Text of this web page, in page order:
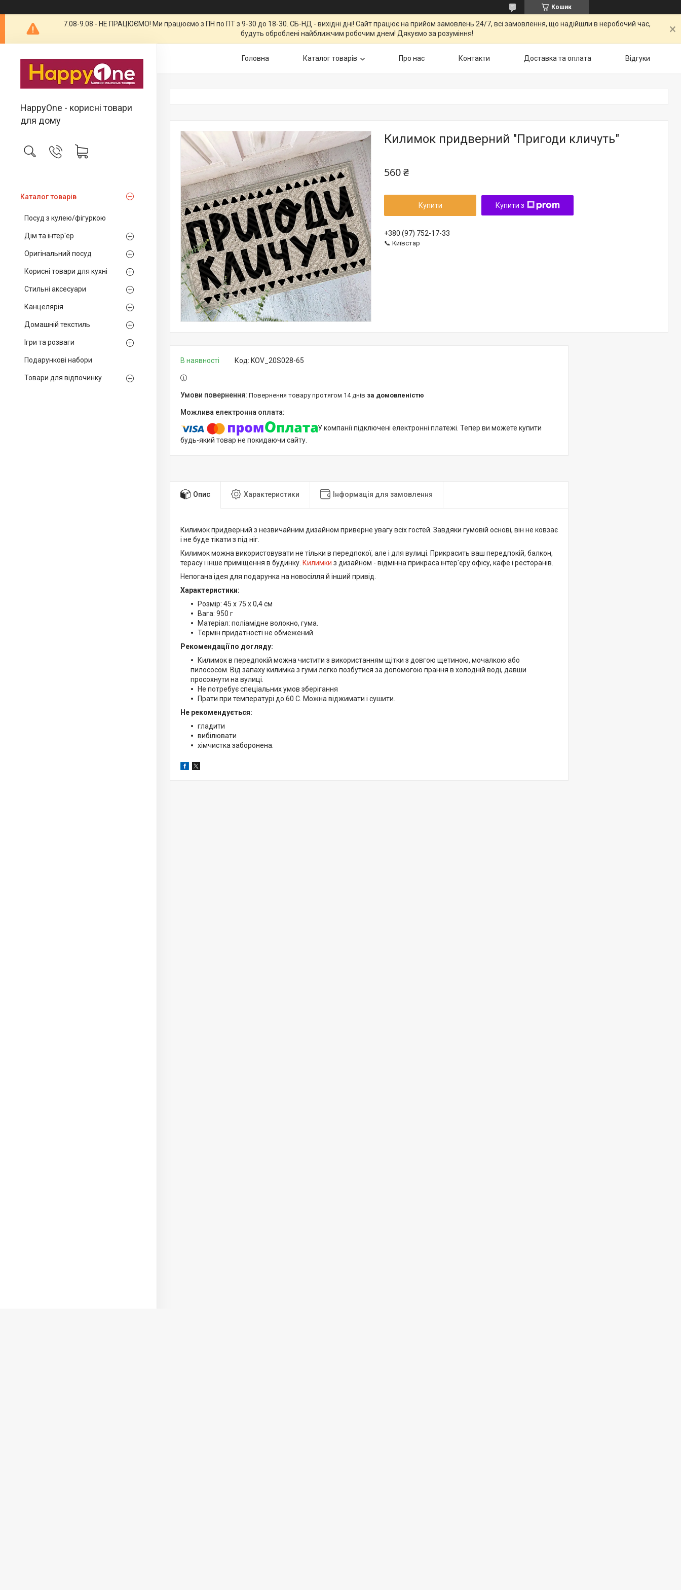
Кошик
7.08-9.08 - НЕ ПРАЦЮЄМО! Ми працюємо з ПН по ПТ з 9-30 до 18-30. СБ-НД - вихідні дні! Сайт працює на прийом замовлень 24/7, всі замовлення, що надійшли в неробочий час,
будуть оброблені найближчим робочим днем! Дякуємо за розуміння!
HappyOne - корисні товари
для дому
Каталог товарів
Посуд з кулею/фігуркою
Дім та інтер'ер
Оригінальний посуд
Корисні товари для кухні
Стильні аксесуари
Канцелярія
Домашній текстиль
Ігри та розваги
Подарункові набори
Товари для відпочинку
Головна Каталог товарів Про нас Контакти Доставка та оплата Відгуки
Килимок придверний "Пригоди кличуть"
560 ₴
Купити Купити з
+380 (97) 752-17-33
📞 Київстар
В наявності Код: KOV_20S028-65
повернення товару протягом 14 днів за домовленістю
У компанії підключені електронні платежі. Тепер ви можете купити
будь-який товар не покидаючи сайту.
Опис Характеристики Інформація для замовлення
Килимок придверний з незвичайним дизайном приверне увагу всіх гостей. Завдяки гумовій основі, він не ковзає
і не буде тікати з під ніг.
Килимок можна використовувати не тільки в передпокої, але і для вулиці. Прикрасить ваш передпокій, балкон,
терасу і інше приміщення в будинку. Килимки з дизайном - відмінна прикраса інтер'єру офісу, кафе і ресторанів.
Непогана ідея для подарунка на новосілля й інший привід.
Характеристики:
Розмір: 45 х 75 х 0,4 см
Вага: 950 г
Матеріал: поліамідне волокно, гума.
Термін придатності не обмежений.
Рекомендації по догляду:
Килимок в передпокій можна чистити з використанням щітки з довгою щетиною, мочалкою або
пилососом. Від запаху килимка з гуми легко позбутися за допомогою прання в холодній воді, давши
просохнути на вулиці.
Не потребує спеціальних умов зберігання
Прати при температурі до 60 С. Можна віджимати і сушити.
Не рекомендується:
гладити
вибілювати
хімчистка заборонена.